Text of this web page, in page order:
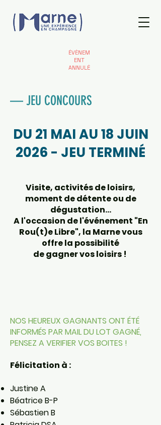
ÉVÈNEM
ENT
ANNULÉ
— JEU CONCOURS
DU 21 MAI AU 18 JUIN
2026 - JEU TERMINÉ
Visite, activités de loisirs,
moment de détente ou de
dégustation...
A l'occasion de l'événement "En
Rou(t)e Libre", la Marne vous
offre la possibilité
de gagner vos loisirs !
​NOS HEUREUX GAGNANTS ONT ÉTÉ
INFORMÉS PAR MAIL DU LOT GAGNÉ,
PENSEZ A VERIFIER VOS BOITES !
Félicitation à :
Justine A
Béatrice B-P
Sébastien B